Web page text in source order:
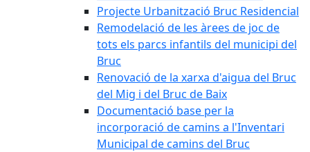
Projecte Urbanització Bruc Residencial
Remodelació de les àrees de joc de
tots els parcs infantils del municipi del
Bruc
Renovació de la xarxa d'aigua del Bruc
del Mig i del Bruc de Baix
Documentació base per la
incorporació de camins a l'Inventari
Municipal de camins del Bruc